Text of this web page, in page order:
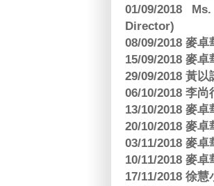
01/09/2018
Director)
08/09/2018 麥
15/09/2018 麥
29/09/2018 黃
06/10/2018 李
13/10/2018 麥
20/10/2018 麥
03/11/2018 麥
10/11/2018 麥
17/11/2018 徐